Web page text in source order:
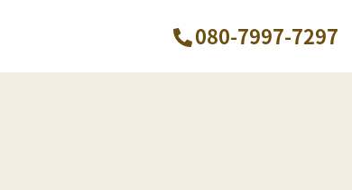
080-7997-7297